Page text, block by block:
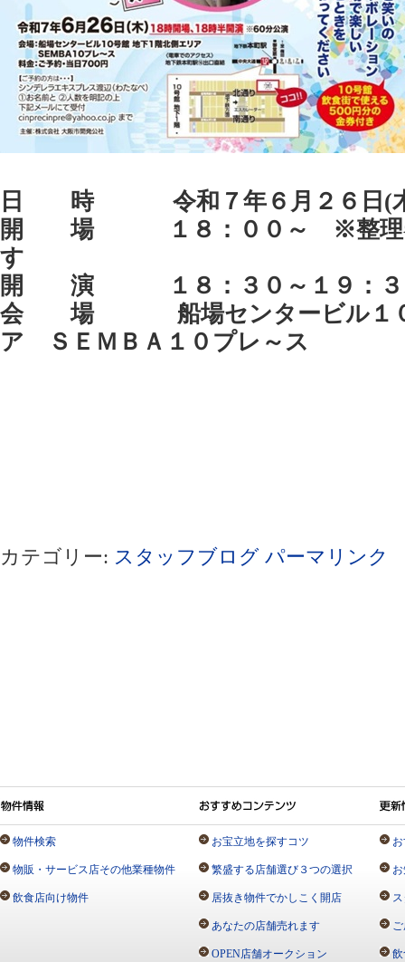
日 時 令和７年６月２６日(
開 場 １８：００～ ※整理券
す
開 演 １８：３０～１９：３
会 場 船場センタービル１０
ア ＳＥＭＢＡ１０プレ～ス
カテゴリー: スタッフブログ パーマリンク
物件検索
物販・サービス店その他業種物件
飲食店向け物件
お宝立地を探すコツ
繁盛する店舗選び３つの選択
居抜き物件でかしこく開店
あなたの店舗売れます
OPEN店舗オークション